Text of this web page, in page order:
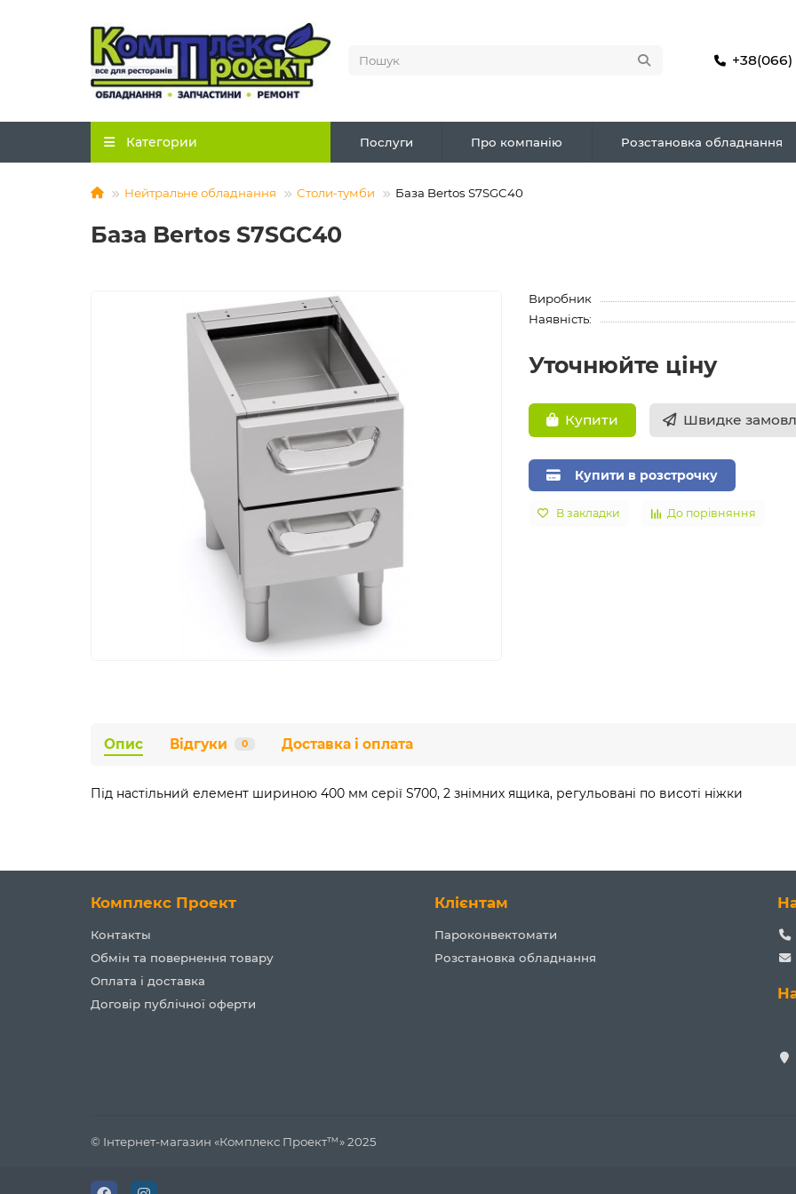
+38(066)
Категории Послуги Про компанію Розстановка обладнання
Нейтральне обладнання Столи-тумби База Bertos S7SGC40
База Bertos S7SGC40
Виробник
Наявність:
Уточнюйте ціну
Купити Швидке
Купити в розстрочку
В закладки До порівняння
Опис Відгуки 0 Доставка і оплата
Під настільний елемент шириною 400 мм серії S700, 2 знімних ящика, регульовані по висоті ніжки
Комплекс Проект
Контакты
Обмін та повернення товару
Оплата і доставка
Договір публічної оферти
Клієнтам
Пароконвектомати
Розстановка обладнання
© Інтернет-магазин «Комплекс Проект™» 2025